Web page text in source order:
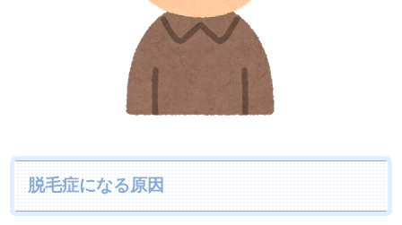
脱毛症になる原因